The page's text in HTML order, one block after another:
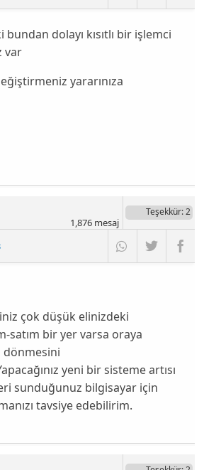
bundan dolayı kısıtlı bir işlemci
var
yararınıza
Teşekkür: 2
1,876mesaj
çok düşük elinizdeki
satım bir yer varsa oraya
dönmesini
yeni bir sisteme artısı
sunduğunuz bilgisayar için
tavsiye edebilirim.